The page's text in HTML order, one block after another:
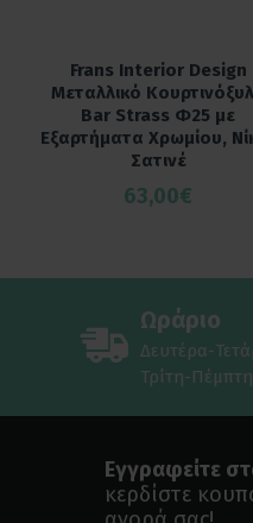
Frans Interior Design
Μεταλλικό
Bar Strass Φ25 με
Εξαρτήματα Χρωμίου,
Σατινέ
63,00€
Ωράριο
Δευτέρα-
Τρίτη-
Εγγραφείτε
κερδίστε